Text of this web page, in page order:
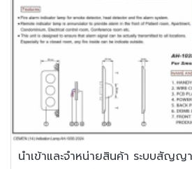
นำเข้าและจำหน่ายสินค้า ระบบสัญ